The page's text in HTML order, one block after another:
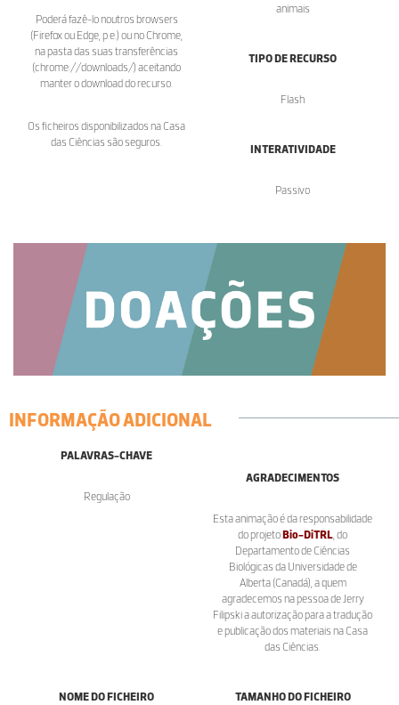
Poderá fazê-lo noutros browsers
(Firefox ou Edge, p.e.) ou no Chrome,
na pasta das suas transferências
(chrome://downloads/) aceitando
manter o download do recurso.
Os ficheiros disponibilizados na Casa
das Ciências são seguros.
animais
TIPO DE RECURSO
Flash
INTERATIVIDADE
Passivo
INFORMAÇÃO ADICIONAL
PALAVRAS-CHAVE
Regulação
AGRADECIMENTOS
Esta animação é da responsabilidade
do projetoBio-DiTRL, do
Departamento de Ciências
Biológicas da Universidade de
Alberta (Canadá), a quem
agradecemos na pessoa de Jerry
Filipski a autorização para a tradução
e publicação dos materiais na Casa
das Ciências.
NOME DO FICHEIRO TAMANHO DO FICHEIRO